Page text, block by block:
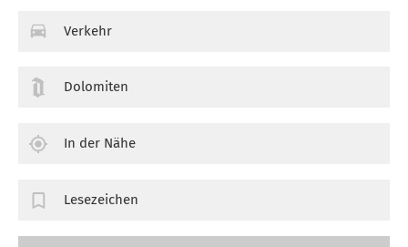
Verkehr
Dolomiten
In der Nähe
Lesezeichen